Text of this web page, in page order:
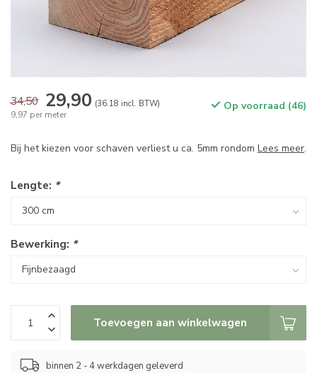
34,50 29,90 (36.18 incl. BTW)
9,97 per meter
Op voorraad (46)
Bij het kiezen voor schaven verliest u ca. 5mm rondom Lees meer.
Lengte: *
Bewerking: *
Toevoegen aan winkelwagen
binnen 2 - 4 werkdagen geleverd